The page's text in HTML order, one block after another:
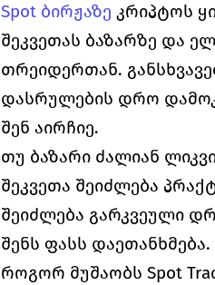
Spot ბირჟაზე კრიპტოს
შეკვეთას ბაზარზე და
თრეიდერთან.
დასრულების დრო
შენ აირჩიე.
თუ ბაზარი ძალიან
შეკვეთა შეიძლება
შეიძლება გარკვეული
შენს ფასს დაეთანხმება.
როგორ მუშაობს Spot